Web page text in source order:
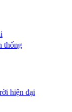
thống
hiện đại